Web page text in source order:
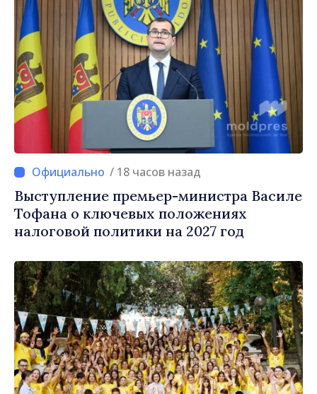
/ 18 часов назад
Выступление премьер-министра Василе
Тофана о ключевых положениях
налоговой политики на 2027 год